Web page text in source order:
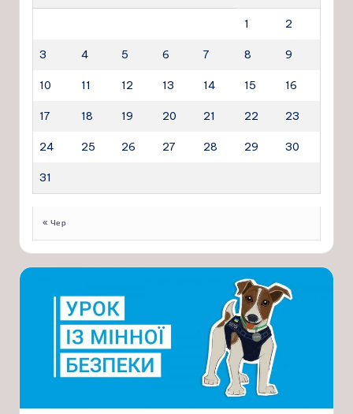
1 2
3 4 5 6 7 8 9
10 11 12 13 14 15 16
17 18 19 20 21 22 23
24 25 26 27 28 29 30
31
« Чер